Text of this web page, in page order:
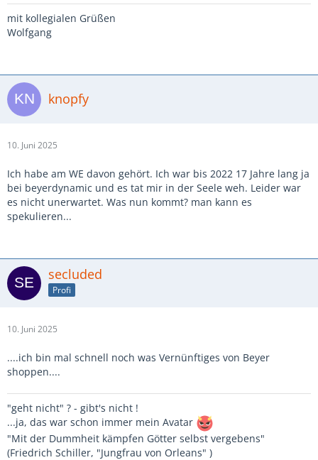
mit kollegialen Grüßen
Wolfgang
knopfy
10. Juni 2025
Ich habe am WE davon gehört. Ich war bis 2022 17 Jahre lang ja
bei beyerdynamic und es tat mir in der Seele weh. Leider war
es nicht unerwartet. Was nun kommt? man kann es
spekulieren...
secluded
Profi
10. Juni 2025
....ich bin mal schnell noch was Vernünftiges von Beyer
shoppen....
"geht nicht" ? - gibt's nicht !
...ja, das war schon immer mein Avatar
"Mit der Dummheit kämpfen Götter selbst vergebens"
(Friedrich Schiller, "Jungfrau von Orleans" )